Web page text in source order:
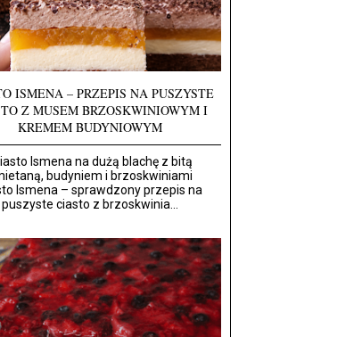
ISMENA – PRZEPIS NA PUSZYSTE
Z MUSEM BRZOSKWINIOWYM I
KREMEM BUDYNIOWYM
Ismena na dużą blachę z bitą
budyniem i brzoskwiniami
Ismena – sprawdzony przepis na
puszyste ciasto z brzoskwinia...